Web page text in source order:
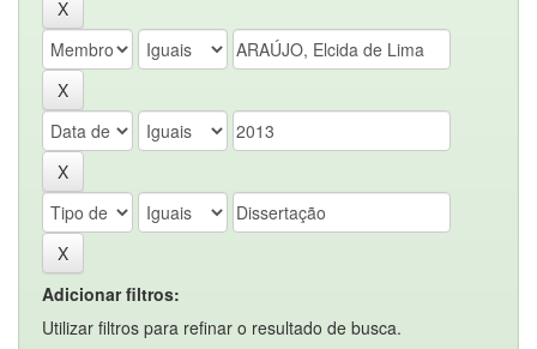
Adicionar filtros:
Utilizar filtros para refinar o resultado de busca.